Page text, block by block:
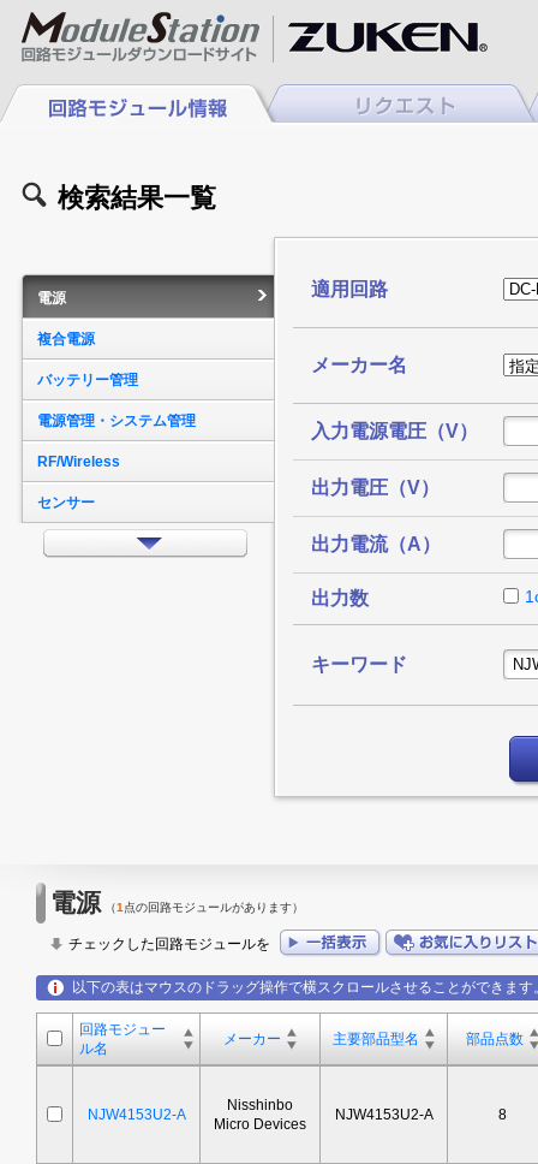
検索結果一覧
電源
複合電源
バッテリー管理
電源管理・システム管理
RF/Wireless
センサー
インターフェイス
アンプ
スイッチ/マルチプレクサ
データコンバータ
その他
適用回路
メーカー名
入力電源電圧（V）
出力電圧（V）
出力電流（A）
出力数
キーワード
電源（1点の回路モジュールがあります）
チェックした回路モジュールを
以下の表はマウスのドラッグ操作で横スクロールさせることができます
回路モジュー
ル名
メーカー 主要部品型名 部品点数
NJW4153U2-A
Nisshinbo
Micro Devices
NJW4153U2-A 8